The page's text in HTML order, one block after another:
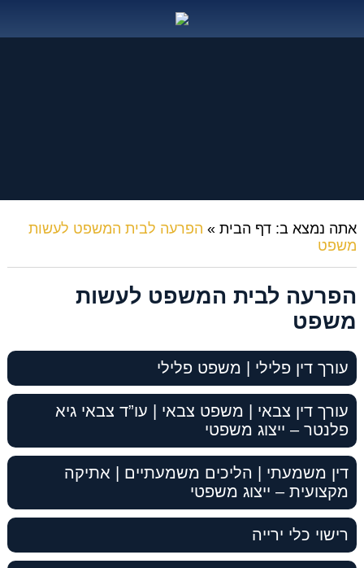
אתה נמצא ב: דף הבית» הפרעה לבית המשפט לעשות
משפט
הפרעה לבית המשפט לעשות
משפט
עורך דין פלילי | משפט פלילי
עורך דין צבאי | משפט צבאי | עו”ד צבאי גיא
פלנטר – ייצוג משפטי
דין משמעתי | הליכים משמעתיים | אתיקה
מקצועית – ייצוג משפטי
רישוי כלי ירייה